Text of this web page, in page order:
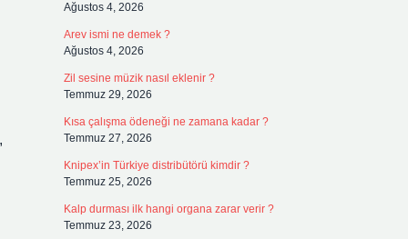
Ağustos 4, 2026
Arev ismi ne demek ?
Ağustos 4, 2026
Zil sesine müzik nasıl eklenir ?
Temmuz 29, 2026
Kısa çalışma ödeneği ne zamana kadar ?
Temmuz 27, 2026
Knipex’in Türkiye distribütörü kimdir ?
Temmuz 25, 2026
Kalp durması ilk hangi organa zarar verir ?
Temmuz 23, 2026